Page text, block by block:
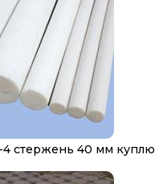
4 стержень 40 мм куплю